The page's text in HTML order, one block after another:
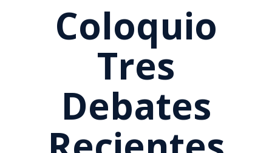
Coloquio
Tres
Debates